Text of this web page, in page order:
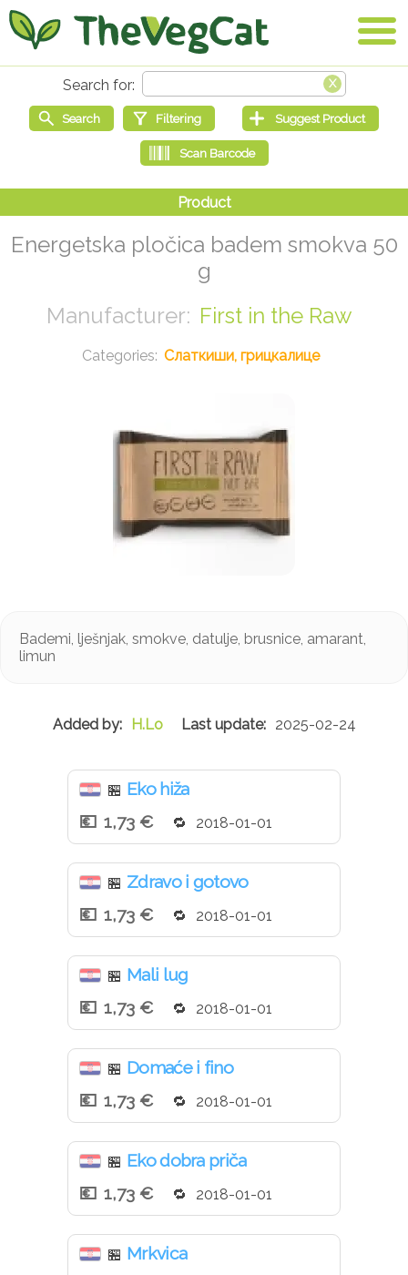
Energetska pločica badem smokva 50
g
First in the Raw
Слаткиши, грицкалице
Bademi, lješnjak, smokve, datulje, brusnice, amarant,
limun
H.Lo 2025-02-24
🏪 Eko hiža
1,73 €
2018-01-01
🏪 Zdravo i gotovo
1,73 €
2018-01-01
🏪 Mali lug
1,73 €
2018-01-01
🏪 Domaće i fino
1,73 €
2018-01-01
🏪 Eko dobra priča
1,73 €
2018-01-01
🏪 Mrkvica